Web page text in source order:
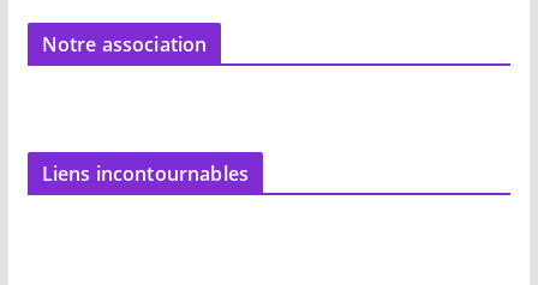
Notre association
Liens incontournables